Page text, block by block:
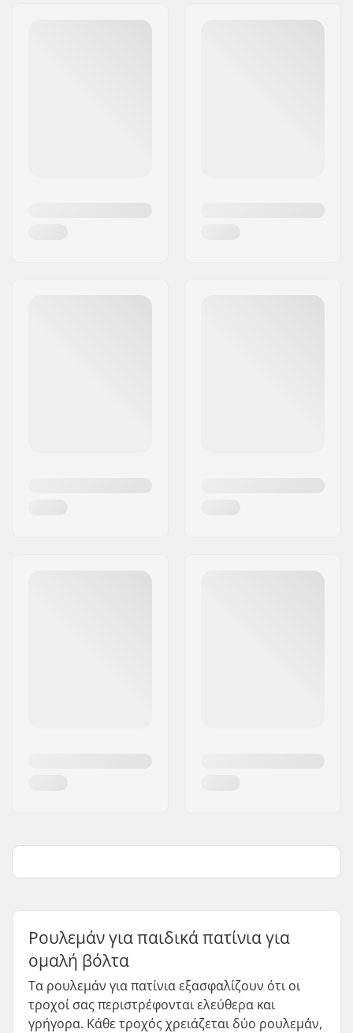
Ρουλεμάν για παιδικά πατίνια για
ομαλή βόλτα
Τα ρουλεμάν για πατίνια εξασφαλίζουν ότι οι
τροχοί σας περιστρέφονται ελεύθερα και
γρήγορα. Κάθε τροχός χρειάζεται δύο ρουλεμάν,